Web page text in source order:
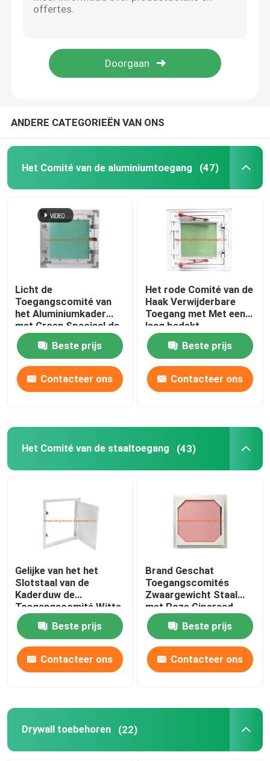
Staalbroedsel
Metalen onderdelen Stempelen
stalen kanaal
staaldraad
bouwdelen
elektronische vervangstukken
De Steunen van het metaalkader
ANDERE CATEGORIEËN VAN ONS
Het Comité van de aluminiumtoegang (47)
Licht de
Toegangscomité van
het Aluminiumkader
met Groen Speciaal de
Duwslot van de
Gipsplaat Laag Hoogte
Beste prijs
Contacteer ons
Het rode Comité van de
Haak Verwijderbare
Toegang met Met een
laag bedekt
Verbindings Wit
Poeder Beste prijs
Contacteer ons
Het Comité van de staaltoegang (43)
Gelijke van het het
Slotstaal van de
Kaderduw de
Toegangscomité Witte
Poeder Met een laag
bedekte Schaduw Gap
Beste prijs
Contacteer ons
Brand Geschat
Toegangscomités
Zwaargewicht Staal
met Roze Gipsraad
voor Drywall
Beste prijs
Contacteer ons
Drywall toebehoren (22)